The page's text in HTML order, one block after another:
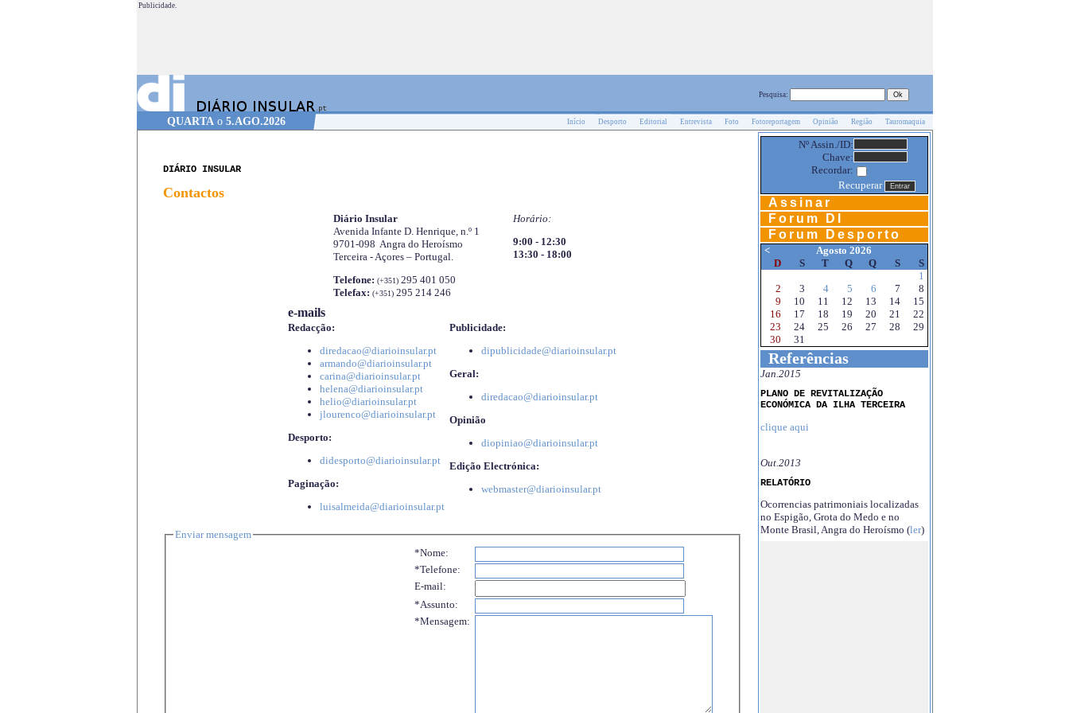
Publicidade.
Pesquisa:
QUARTAo 5.AGO.2026 Início Desporto Editorial Entrevista Foto Fotoreportagem Opinião Região Tauromaquia
DIÁRIO INSULAR
Contactos
Diário Insular
Avenida Infante D. Henrique, n.º 1
9701-098 Angra do Heroísmo
Terceira - Açores – Portugal.
Telefone: (+351)295 401 050
Telefax: (+351)295 214 246
Horário:
9:00 - 12:30
13:30 - 18:00
e-mails
Redacção:
diredacao@diarioinsular.pt
armando@diarioinsular.pt
carina@diarioinsular.pt
helena@diarioinsular.pt
helio@diarioinsular.pt
jlourenco@diarioinsular.pt
Desporto:
didesporto@diarioinsular.pt
Paginação:
luisalmeida@diarioinsular.pt
Publicidade:
dipublicidade@diarioinsular.pt
Geral:
diredacao@diarioinsular.pt
Opinião
diopiniao@diarioinsular.pt
Edição Electrónica:
webmaster@diarioinsular.pt
Enviar mensagem
*Nome:
*Telefone:
E-mail:
*Assunto:
*Mensagem:
Nº Assin./ID:
Chave:
Recordar:
Recuperar
Assinar
Forum DI
Forum Desporto
<
Agosto 2026
D
S T Q Q S
S
1
2
3 4 5 6 7
8
9
10 11 12 13 14
15
16
17 18 19 20 21
22
23
24 25 26 27 28
29
30
31
Referências
Jan.2015
PLANO DE REVITALIZAÇÃO
ECONÓMICA DA ILHA TERCEIRA
clique aqui
Out.2013
RELATÓRIO
Ocorrencias patrimoniais localizadas
no Espigão, Grota do Medo e no
Monte Brasil, Angra do Heroísmo (ler)